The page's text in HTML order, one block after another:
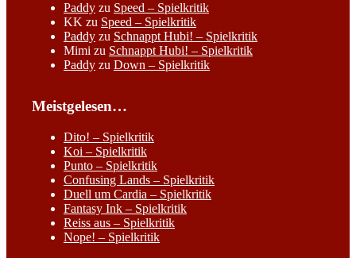
Paddy zu Speed – Spielkritik
KK zu Speed – Spielkritik
Paddy zu Schnappt Hubi! – Spielkritik
Mimi zu Schnappt Hubi! – Spielkritik
Paddy zu Down – Spielkritik
Meistgelesen…
Dito! – Spielkritik
Koi – Spielkritik
Punto – Spielkritik
Confusing Lands – Spielkritik
Duell um Cardia – Spielkritik
Fantasy Ink – Spielkritik
Reiss aus – Spielkritik
Nope! – Spielkritik